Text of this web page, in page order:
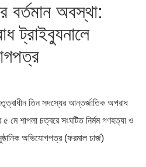
বর্তমান অবস্থা:
ট্রাইব্যুনালে
তিন সদস্যের আন্তর্জাতিক অপরাধ
মে শাপলা চত্বরে সংঘটিত নির্মম গণহত্যা ও
অভিযোগপত্র (ফরমাল চার্জ)